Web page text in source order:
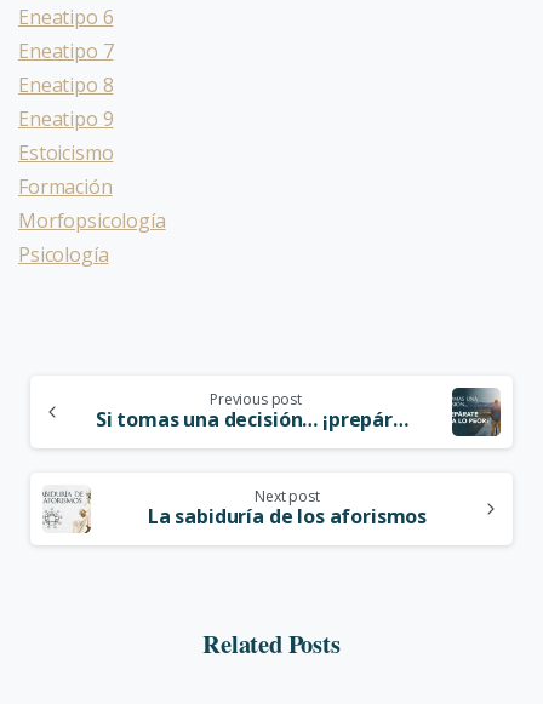
Eneatipo 6
Eneatipo 7
Eneatipo 8
Eneatipo 9
Estoicismo
Formación
Morfopsicología
Psicología
Previous post
Si tomas una decisión… ¡prepárate para lo peor!
Next post
La sabiduría de los aforismos
Related Posts